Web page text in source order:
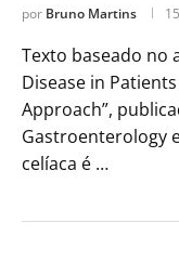
por Bruno Martins
Texto baseado no
Disease in
Approach”,
Gastroenterology
celíaca é …